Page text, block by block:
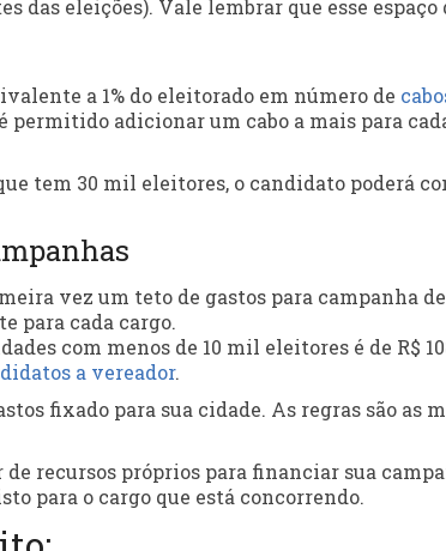
das eleições). Vale lembrar que esse espaço
a 1% do eleitorado em número de
permitido adicionar um cabo a mais para
tem 30 mil eleitores, o candidato poderá
vez um teto de gastos para campanha
para cada cargo.
com menos de 10 mil eleitores é de R$
a vereador.
fixado para sua cidade. As regras são as
recursos próprios para financiar sua
para o cargo que está concorrendo.